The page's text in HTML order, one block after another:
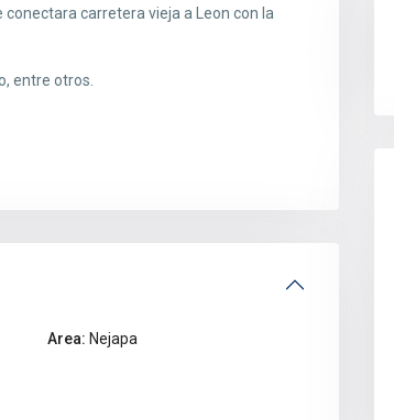
carretera vieja a Leon con la
entre otros.
Area: Nejapa